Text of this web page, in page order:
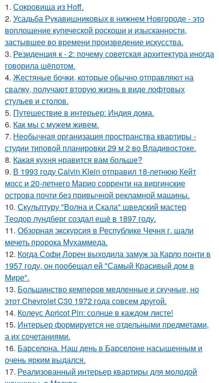
1. Сокровища из Hoff.
2. Усадьба Рукавишниковых в нижнем Новгороде - это
воплощение купеческой роскоши и изысканности,
застывшее во времени произведение искусства.
3. Резиденция к - 2: почему советская архитектура иногда
говорила шёпотом.
4. Жестяные бочки, которые обычно отправляют на
свалку, получают вторую жизнь в виде лофтовых
стульев и столов.
5. Путешествие в интерьер: Индия дома.
6. Как мы с мужем живем.
7. Необычная организация пространства квартиры -
студии типовой планировки 29 м 2 во Владивостоке.
8. Какая кухня нравится вам больше?
9. В 1993 году Calvin Klein отправил 18-летнюю Кейт
мосс и 20-летнего Марио сорренти на виргинские
острова почти без привычной рекламной машины.
10. Скульптуру "Волна и Скала" шведский мастер
Теодор лундберг создал ещё в 1897 году.
11. Обзорная экскурсия в Республике Чечня г. шали
мечеть пророка Мухаммеда.
12. Когда Софи Лорен выходила замуж за Карло понти в
1957 году, он пообещал ей "Самый Красивый дом в
Мире".
13. Большинство кемперов медленные и скучные, но
этот Chevrolet C30 1972 года совсем другой.
14. Колеус Apricot Pin: солнце в каждом листе!
15. Интерьер формируется не отдельными предметами,
а их сочетаниями.
16. Барселона. Наш день в Барселоне насыщенным и
очень ярким выдался.
17. Реализованный интерьер квартиры для молодой